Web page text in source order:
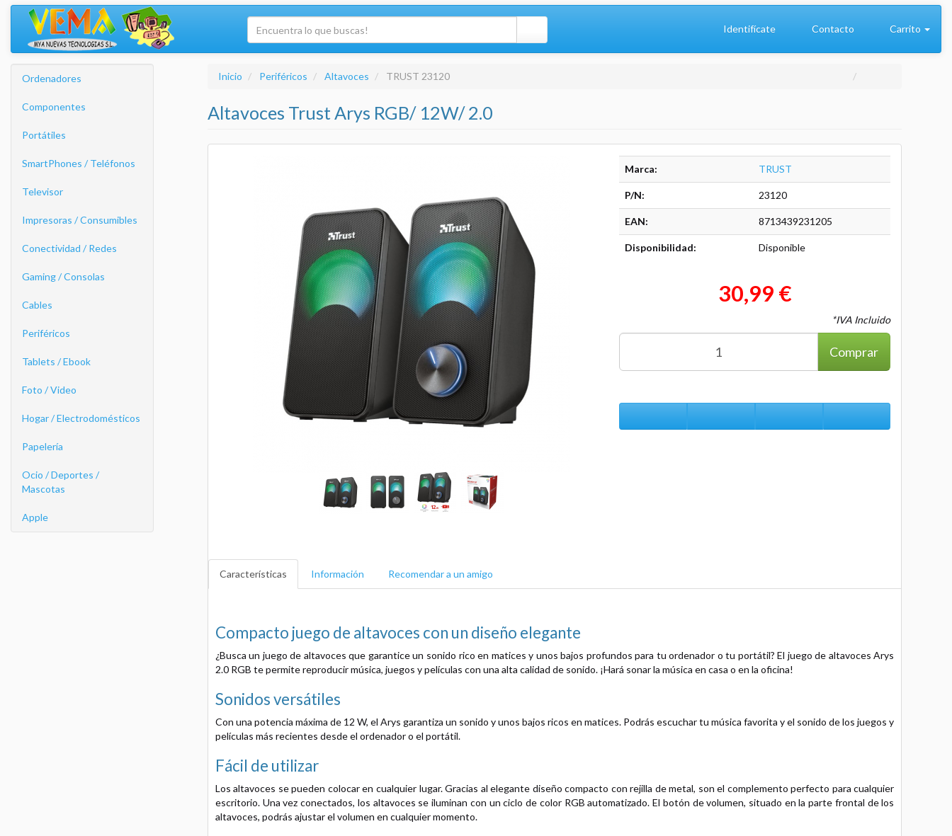
Identifícate Contacto Carrito
Ordenadores
Componentes
Portátiles
SmartPhones / Teléfonos
Televisor
Impresoras / Consumibles
Conectividad / Redes
Gaming / Consolas
Cables
Periféricos
Tablets / Ebook
Foto / Video
Hogar / Electrodomésticos
Papelería
Ocio / Deportes /
Mascotas
Apple
Inicio Periféricos Altavoces TRUST 23120
Altavoces Trust Arys RGB/ 12W/ 2.0
Marca: TRUST
P/N: 23120
EAN: 8713439231205
Disponibilidad: Disponible
30,99 €
*IVA Incluido
Comprar
Características Información Recomendar a un amigo
Compacto juego de altavoces con un diseño elegante
¿Busca un juego de altavoces que garantice un sonido rico en matices y unos bajos profundos para tu ordenador o tu portátil? El juego de altavoces Arys
2.0 RGB te permite reproducir música, juegos y películas con una alta calidad de sonido. ¡Hará sonar la música en casa o en la oficina!
Sonidos versátiles
Con una potencia máxima de 12 W, el Arys garantiza un sonido y unos bajos ricos en matices. Podrás escuchar tu música favorita y el sonido de los juegos y
películas más recientes desde el ordenador o el portátil.
Fácil de utilizar
Los altavoces se pueden colocar en cualquier lugar. Gracias al elegante diseño compacto con rejilla de metal, son el complemento perfecto para cualquier
escritorio. Una vez conectados, los altavoces se iluminan con un ciclo de color RGB automatizado. El botón de volumen, situado en la parte frontal de los
altavoces, podrás ajustar el volumen en cualquier momento.